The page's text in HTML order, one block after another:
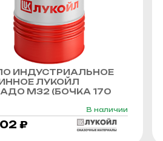
ИНДУСТРИАЛЬНОЕ
ЛУКОЙЛ
М32 (БОЧКА 170
В наличии
₽